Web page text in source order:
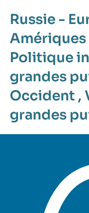
Russie -
Amériques
Politique
grandes
Occident ,
grandes